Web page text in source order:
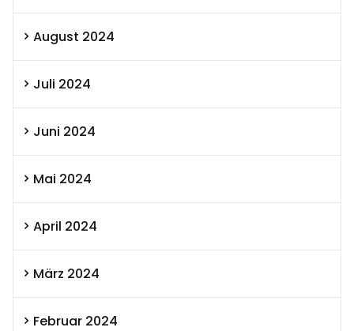
August 2024
Juli 2024
Juni 2024
Mai 2024
April 2024
März 2024
Februar 2024